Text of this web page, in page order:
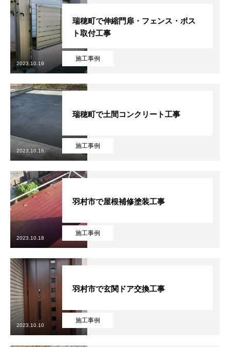
お問い合わせ
浴槽塗装 ３つのこだわり
施工事例
瑞穂町で伸縮門扉・フェンス・ポス
ト取付工事
2023.10.19
施工事例
瑞穂町で土間コンクリート工事
2023.10.18
施工事例
羽村市で屋根補修塗装工事
2023.10.18
施工事例
羽村市で玄関ドア交換工事
2023.10.10